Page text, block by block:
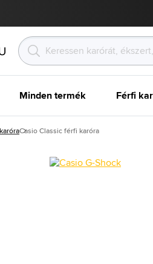
Minden termék Férfi
Casio Classic férfi karóra